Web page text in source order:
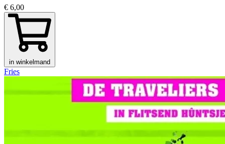
€ 6,00
in winkelmand
Fries